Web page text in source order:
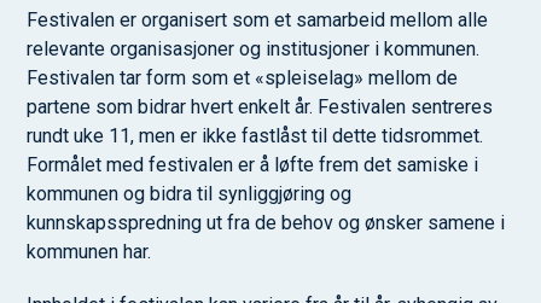
Festivalen er organisert som et samarbeid mellom alle
relevante organisasjoner og institusjoner i kommunen.
Festivalen tar form som et «spleiselag» mellom de
partene som bidrar hvert enkelt år. Festivalen sentreres
rundt uke 11, men er ikke fastlåst til dette tidsrommet.
Formålet med festivalen er å løfte frem det samiske i
kommunen og bidra til synliggjøring og
kunnskapsspredning ut fra de behov og ønsker samene i
kommunen har.